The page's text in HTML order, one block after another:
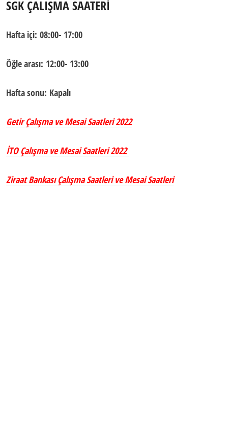
SGK ÇALIŞMA SAATERİ
Hafta içi: 08:00- 17:00
Öğle arası: 12:00- 13:00
Hafta sonu: Kapalı
Getir Çalışma ve Mesai Saatleri 2022
İTO Çalışma ve Mesai Saatleri 2022
Ziraat Bankası Çalışma Saatleri ve Mesai Saatleri